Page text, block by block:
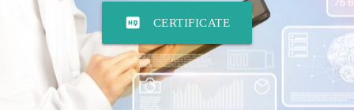
high_quality CERTIFICATE